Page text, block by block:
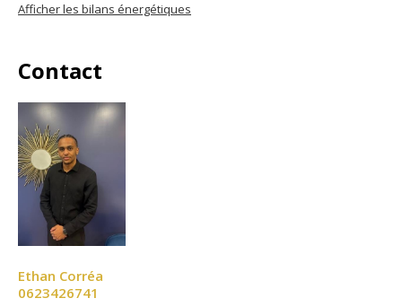
Contact
Ethan Corréa
0623426741
Afficher les bilans énergétiques